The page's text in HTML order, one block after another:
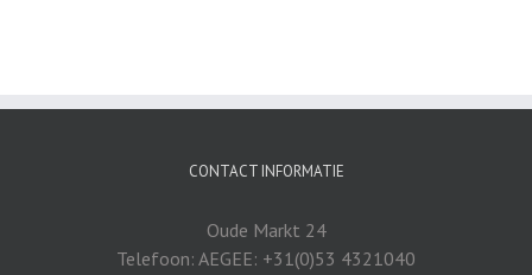
CONTACT INFORMATIE
Oude Markt 24
Telefoon: AEGEE: +31(0)53 4321040